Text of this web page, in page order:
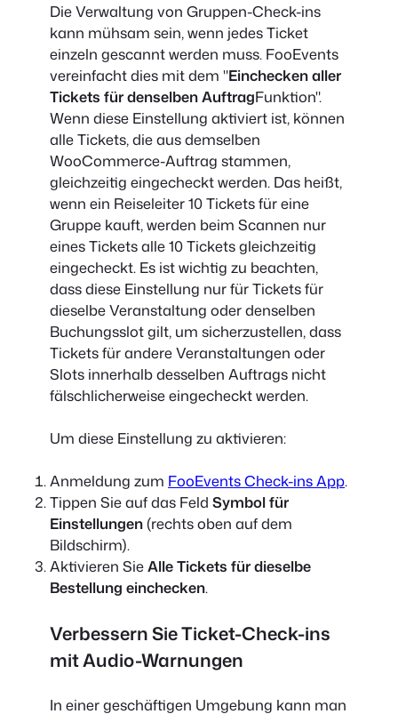
Die Verwaltung von Gruppen-Check-ins
kann mühsam sein, wenn jedes Ticket
einzeln gescannt werden muss. FooEvents
vereinfacht dies mit dem "Einchecken aller
Tickets für denselben AuftragFunktion".
Wenn diese Einstellung aktiviert ist, können
alle Tickets, die aus demselben
WooCommerce-Auftrag stammen,
gleichzeitig eingecheckt werden. Das heißt,
wenn ein Reiseleiter 10 Tickets für eine
Gruppe kauft, werden beim Scannen nur
eines Tickets alle 10 Tickets gleichzeitig
eingecheckt. Es ist wichtig zu beachten,
dass diese Einstellung nur für Tickets für
dieselbe Veranstaltung oder denselben
Buchungsslot gilt, um sicherzustellen, dass
Tickets für andere Veranstaltungen oder
Slots innerhalb desselben Auftrags nicht
fälschlicherweise eingecheckt werden.
Um diese Einstellung zu aktivieren:
Anmeldung zum FooEvents Check-ins App.
Tippen Sie auf das Feld Symbol für
Einstellungen(rechts oben auf dem
Bildschirm).
Aktivieren SieAlle Tickets für dieselbe
Bestellung einchecken.
Verbessern Sie Ticket-Check-ins
mit Audio-Warnungen
In einer geschäftigen Umgebung kann man